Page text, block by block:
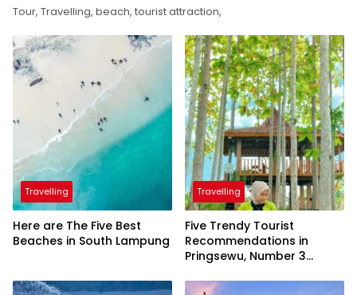
Tour, Travelling, beach, tourist attraction,
Travelling
Here are The Five Best
Beaches in South Lampung
Travelling
Five Trendy Tourist
Recommendations in
Pringsewu, Number 3
President